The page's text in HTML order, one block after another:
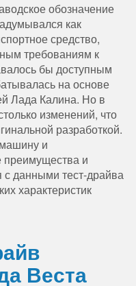
обозначение
как
средство,
требованиям к
бы доступным
на основе
Лада Калина. Но в
изменений, что
разработкой.
и
преимущества и
с данными тест-драйва
характеристик
Веста